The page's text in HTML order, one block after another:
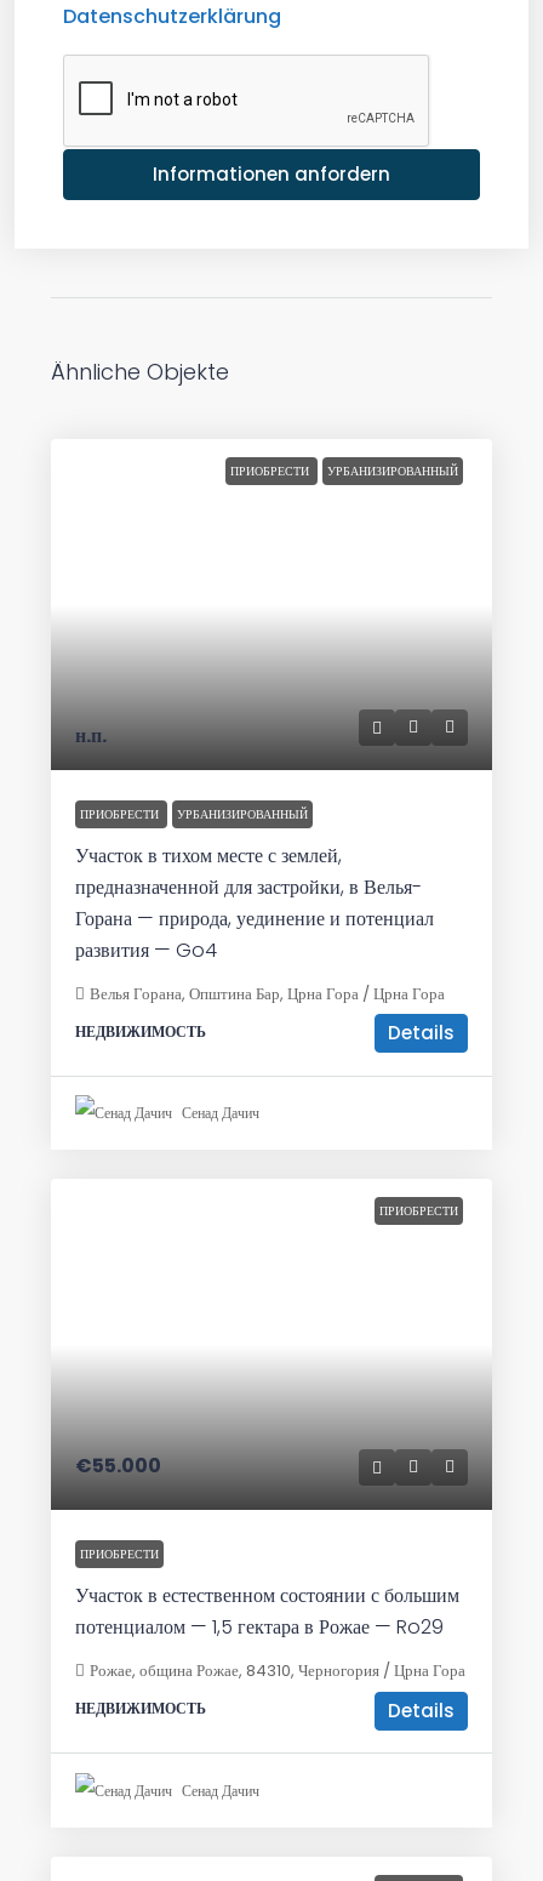
Datenschutzerklärung
Informationen anfordern
Ähnliche Objekte
ПРИОБРЕСТИ УРБАНИЗИРОВАННЫЙ
н.п.
ПРИОБРЕСТИ УРБАНИЗИРОВАННЫЙ
Участок в тихом месте с землей,
предназначенной для застройки, в Велья-
Горана — природа, уединение и потенциал
развития — Go4
Велья Горана, Општина Бар, Црна Гора / Црна Гора
НЕДВИЖИМОСТЬ Details
Сенад Дачич
ПРИОБРЕСТИ
€55.000
ПРИОБРЕСТИ
Участок в естественном состоянии с большим
потенциалом — 1,5 гектара в Рожае — Ro29
Рожае, община Рожае, 84310, Черногория / Црна Гора
НЕДВИЖИМОСТЬ Details
Сенад Дачич